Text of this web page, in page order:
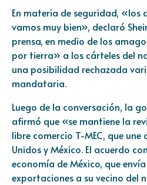
En materia de seguridad, «los
vamos muy bien», declaró
prensa, en medio de los
por tierra» a los cárteles del
una posibilidad rechazada
mandataria.
Luego de la conversación, la
afirmó que «se mantiene la
libre comercio T-MEC, que une
Unidosy México. El acuerdo
economía de México, que
exportaciones a su vecino del